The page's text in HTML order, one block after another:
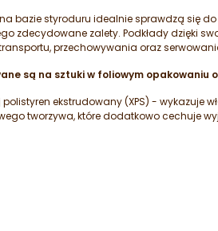
bazie styroduru idealnie sprawdzą się
zdecydowane zalety. Podkłady dzięki
przechowywania oraz
są na sztuki w foliowym opakowaniu
ekstrudowany (XPS) - wykazuje
tworzywa, które dodatkowo cechuje